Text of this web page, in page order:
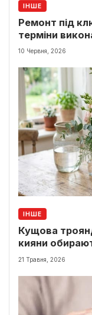
ІНШЕ
Ремонт під
терміни
10 Червня, 2026
ІНШЕ
Кущова
кияни
класики
21 Травня, 2026